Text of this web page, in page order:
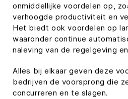
onmiddellijke voordelen op,
verhoogde productiviteit en
Het biedt ook voordelen op
waaronder continue
naleving van de regelgeving
Alles bij elkaar geven deze
bedrijven de voorsprong die
concurreren en te slagen.